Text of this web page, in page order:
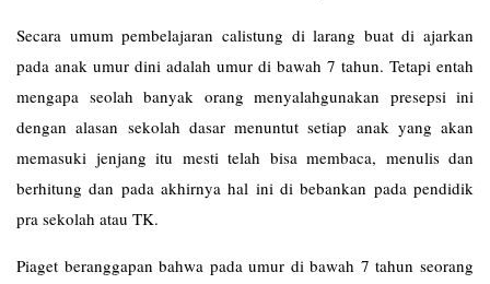
Secara umum pembelajaran calistung di larang buat di ajarkan
pada anak umur dini adalah umur di bawah 7 tahun. Tetapi entah
mengapa seolah banyak orang menyalahgunakan presepsi ini
dengan alasan sekolah dasar menuntut setiap anak yang akan
memasuki jenjang itu mesti telah bisa membaca, menulis dan
berhitung dan pada akhirnya hal ini di bebankan pada pendidik
pra sekolah atau TK.
Piaget beranggapan bahwa pada umur di bawah 7 tahun seorang